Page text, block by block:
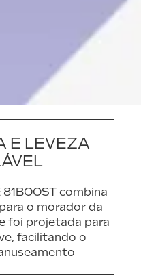
E LEVEZA
combina
o morador da
foi projetada para
facilitando o